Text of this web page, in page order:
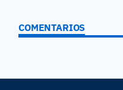
COMENTARIOS